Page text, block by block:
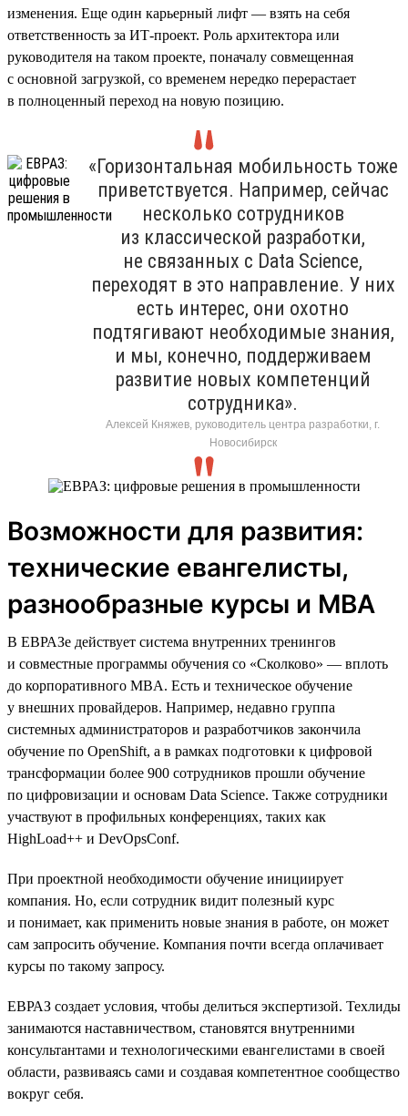
изменения. Еще один карьерный лифт — взять на себя
ответственность за ИТ-проект. Роль архитектора или
руководителя на таком проекте, поначалу совмещенная
с основной загрузкой, со временем нередко перерастает
в полноценный переход на новую позицию.
«Горизонтальная мобильность тоже
приветствуется. Например, сейчас
несколько сотрудников
из классической разработки,
не связанных с Data Science,
переходят в это направление. У них
есть интерес, они охотно
подтягивают необходимые знания,
и мы, конечно, поддерживаем
развитие новых компетенций
сотрудника».
Алексей Княжев, руководитель центра разработки, г.
Новосибирск
Возможности для развития:
технические евангелисты,
разнообразные курсы и MBA
В ЕВРАЗе действует система внутренних тренингов
и совместные программы обучения со «Сколково» — вплоть
до корпоративного MBA. Есть и техническое обучение
у внешних провайдеров. Например, недавно группа
системных администраторов и разработчиков закончила
обучение по OpenShift, а в рамках подготовки к цифровой
трансформации более 900 сотрудников прошли обучение
по цифровизации и основам Data Science. Также сотрудники
участвуют в профильных конференциях, таких как
HighLoad++ и DevOpsConf.
При проектной необходимости обучение инициирует
компания. Но, если сотрудник видит полезный курс
и понимает, как применить новые знания в работе, он может
сам запросить обучение. Компания почти всегда оплачивает
курсы по такому запросу.
ЕВРАЗ создает условия, чтобы делиться экспертизой. Техлиды
занимаются наставничеством, становятся внутренними
консультантами и технологическими евангелистами в своей
области, развиваясь сами и создавая компетентное сообщество
вокруг себя.